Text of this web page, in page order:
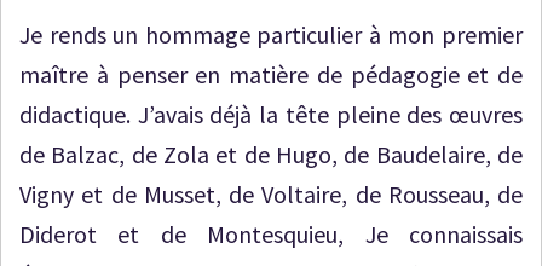
Je rends un hommage particulier à mon premier
maître à penser en matière de pédagogie et de
didactique. J’avais déjà la tête pleine des œuvres
de Balzac, de Zola et de Hugo, de Baudelaire, de
Vigny et de Musset, de Voltaire, de Rousseau, de
Diderot et de Montesquieu, Je connaissais